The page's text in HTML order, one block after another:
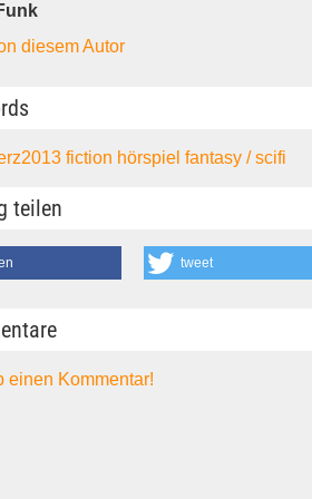
diesem Autor
fiction hörspielfantasy / scifi
teilen
tweet
einen Kommentar!